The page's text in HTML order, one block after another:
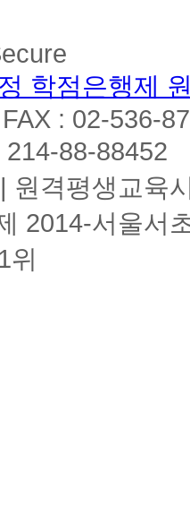
학점은행제
: 02-536-
88-88452
원격평생교육
2014-서울서
위